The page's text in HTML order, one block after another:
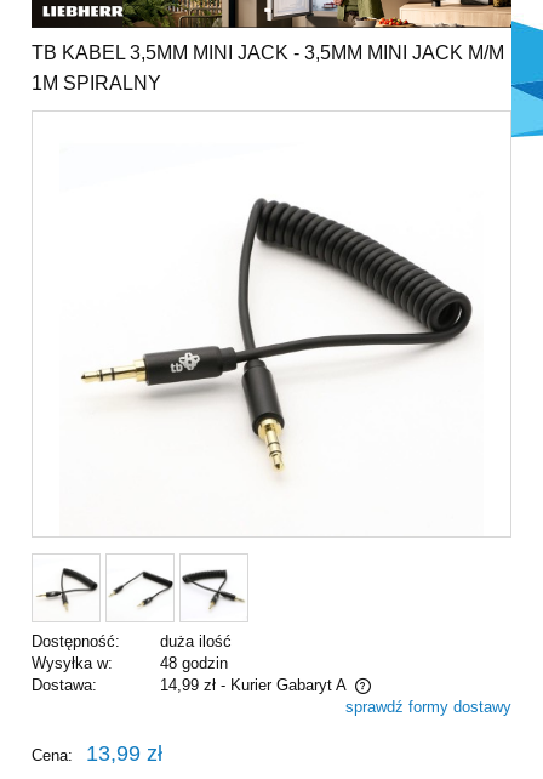
TB KABEL 3,5MM MINI JACK - 3,5MM MINI JACK M/M
1M SPIRALNY
Dostępność:
duża ilość
Wysyłka w:
48 godzin
Dostawa:
14,99 zł - Kurier Gabaryt A
Cena nie zawiera ewentualnych kosztów płatnościsprawdź formy dostawy
Cena: 13,99 zł